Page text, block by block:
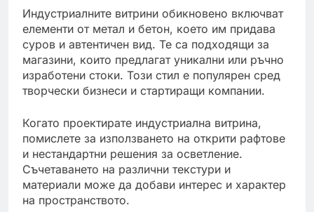
Индустриалните витрини обикновено включват
елементи от метал и бетон, което им придава
суров и автентичен вид. Те са подходящи за
магазини, които предлагат уникални или ръчно
изработени стоки. Този стил е популярен сред
творчески бизнеси и стартиращи компании.
Когато проектирате индустриална витрина,
помислете за използването на открити рафтове
и нестандартни решения за осветление.
Съчетаването на различни текстури и
материали може да добави интерес и характер
на пространството.